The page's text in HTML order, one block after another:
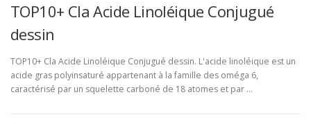
TOP10+ Cla Acide Linoléique Conjugué
dessin
TOP10+ Cla Acide Linoléique Conjugué dessin. L'acide linoléique est un
acide gras polyinsaturé appartenant à la famille des oméga 6,
caractérisé par un squelette carboné de 18 atomes et par …